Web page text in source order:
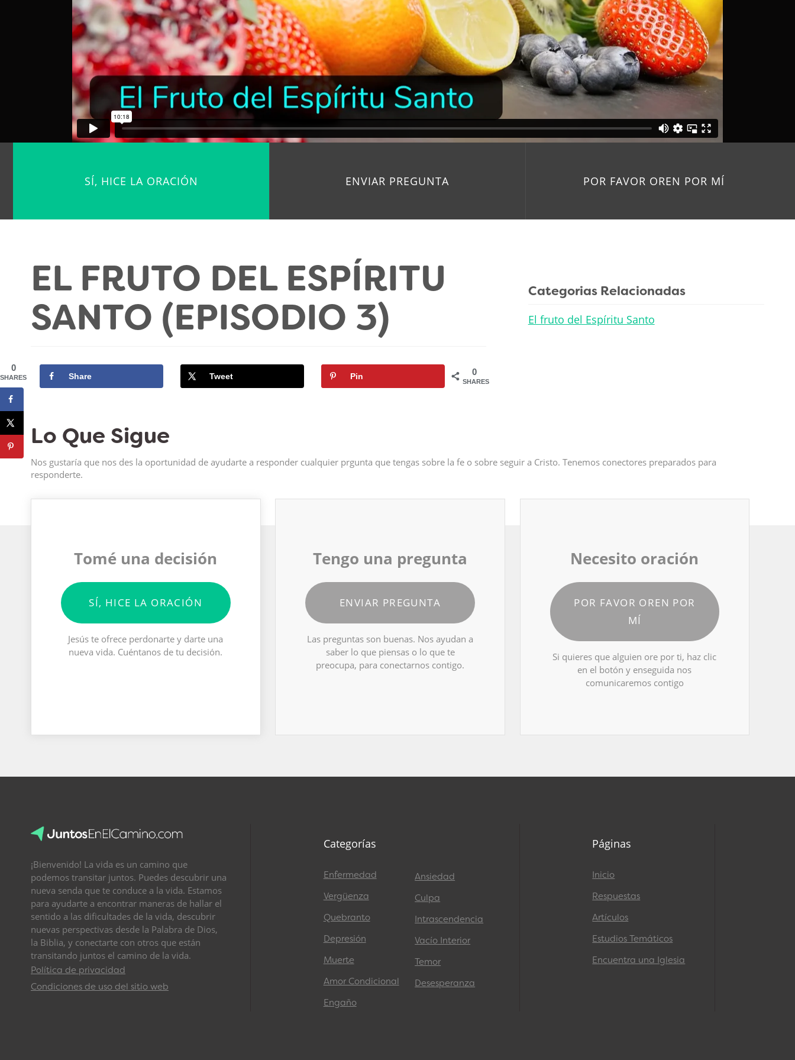
SÍ, HICE LA ORACIÓN ENVIAR PREGUNTA POR FAVOR OREN POR MÍ
EL FRUTO DEL ESPÍRITU
SANTO (EPISODIO 3)
0
SHARES
Share Tweet Pin
Categorias Relacionadas
El fruto del Espíritu Santo
Lo Que Sigue
Nos gustaría que nos des la oportunidad de ayudarte a responder cualquier prgunta que tengas sobre la fe o sobre seguir a Cristo. Tenemos conectores preparados para
responderte.
Tomé una decisión
SÍ, HICE LA ORACIÓN
Jesús te ofrece perdonarte y darte una
nueva vida. Cuéntanos de tu decisión.
Tengo una pregunta
ENVIAR PREGUNTA
Las preguntas son buenas. Nos ayudan a
saber lo que piensas o lo que te
preocupa, para conectarnos contigo.
Necesito oración
POR FAVOR OREN POR
MÍ
Si quieres que alguien ore por ti, haz clic
en el botón y enseguida nos
comunicaremos contigo
¡Bienvenido! La vida es un camino que
podemos transitar juntos. Puedes descubrir una
nueva senda que te conduce a la vida. Estamos
para ayudarte a encontrar maneras de hallar el
sentido a las dificultades de la vida, descubrir
nuevas perspectivas desde la Palabra de Dios,
la Biblia, y conectarte con otros que están
transitando juntos el camino de la vida.
Política de privacidad
Condiciones de uso del sitio web
Categorías
Enfermedad
Vergüenza
Quebranto
Depresión
Muerte
Amor Condicional
Engaño
Ansiedad
Culpa
Intrascendencia
Vacío Interior
Temor
Desesperanza
Páginas
Inicio
Respuestas
Artículos
Estudios Temáticos
Encuentra una Iglesia
0
SHARES